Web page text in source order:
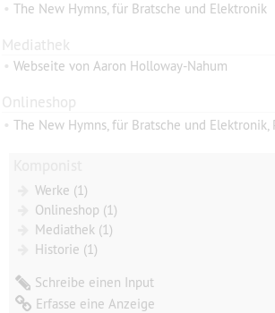
• The New Hymns, für Bratsche und Elektronik
Mediathek
• Webseite von Aaron Holloway-Nahum
Onlineshop
• The New Hymns, für Bratsche und Elektronik,
Werke (1)
Onlineshop (1)
Mediathek (1)
Historie (1)
Schreibe einen Input
Erfasse eine Anzeige